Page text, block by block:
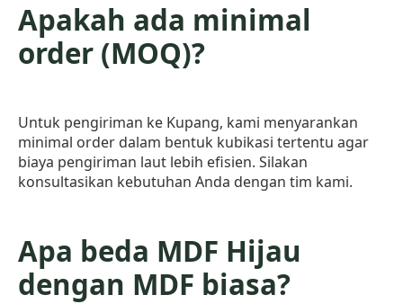
Apakah ada minimal
order (MOQ)?
Untuk pengiriman ke Kupang, kami menyarankan
minimal order dalam bentuk kubikasi tertentu agar
biaya pengiriman laut lebih efisien. Silakan
konsultasikan kebutuhan Anda dengan tim kami.
Apa beda MDF Hijau
dengan MDF biasa?